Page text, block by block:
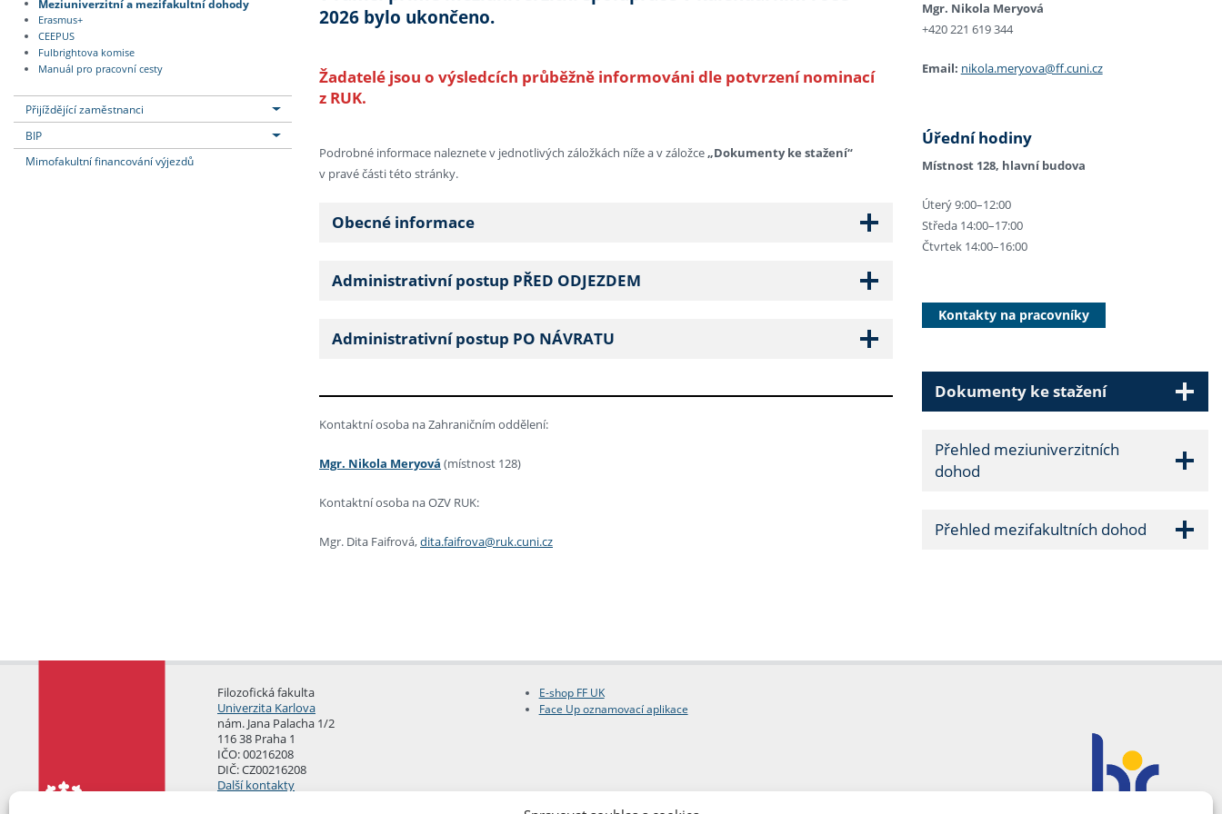
Erasmus+
CEEPUS
Fulbrightova komise
Manuál pro pracovní cesty
Přijíždějící zaměstnanci
BIP
Mimofakultní financování výjezdů
2026 bylo ukončeno.
Žadatelé jsou o výsledcích průběžně informováni dle potvrzení nominací
z RUK.
Podrobné informace naleznete v jednotlivých záložkách níže a v záložce„Dokumenty ke stažení“
v pravé části této stránky.
Obecné informace
Administrativní postup PŘED ODJEZDEM
Administrativní postup PO NÁVRATU
Kontaktní osoba na Zahraničním oddělení:
Mgr. Nikola Meryová (místnost 128)
Kontaktní osoba na OZV RUK:
Mgr. Dita Faifrová,dita.faifrova@ruk.cuni.cz
Mgr. Nikola Meryová
+420 221 619 344
Email: nikola.meryova@ff.cuni.cz
Úřední hodiny
Místnost 128, hlavní budova
Úterý 9:00–12:00
Středa 14:00–17:00
Čtvrtek 14:00–16:00
Kontakty na pracovníky
Dokumenty ke stažení
Přehled meziuniverzitních
dohod
Přehled mezifakultních dohod
Filozofická fakulta
Univerzita Karlova
nám. Jana Palacha 1/2
116 38 Praha 1
IČO: 00216208
DIČ: CZ00216208
Další kontakty
E-shop FF UK
Face Up oznamovací aplikace